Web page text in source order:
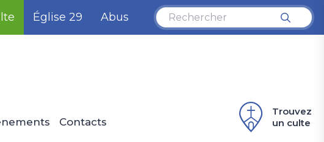
Église 29 Abus
Contacts
Trouvez
un culte